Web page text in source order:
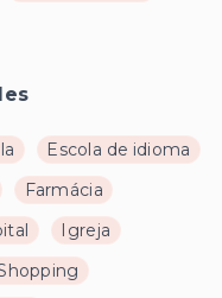
Escola de idioma
Farmácia
Igreja